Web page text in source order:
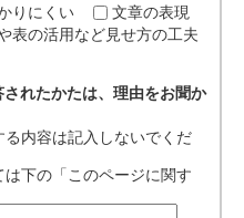
りにくい
文章の表現
表の活用など見せ方の工夫
れたかたは、理由をお聞か
内容は記入しないでくだ
下の「このページに関す